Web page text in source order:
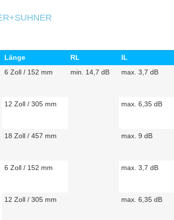
Länge RL IL
6 Zoll / 152 mm min. 14,7 dB max. 3,7 dB
12 Zoll / 305 mm max. 6,35 dB
18 Zoll / 457 mm max. 9 dB
6 Zoll / 152 mm max. 3,7 dB
12 Zoll / 305 mm max. 6,35 dB